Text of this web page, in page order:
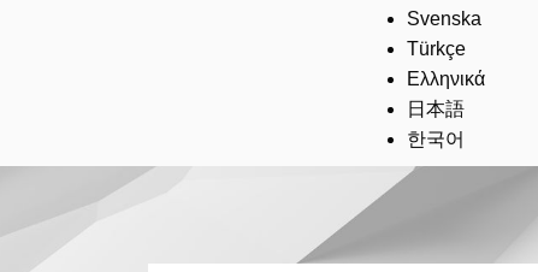
Svenska
Türkçe
Ελληνικά
日本語
한국어